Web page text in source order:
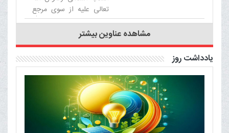
تعالی علیه از سوی مرجع
عالی‌قدر حضرت آیت الله
العظمی مکارم شیرازی
دامت برکاته برگزار می‌شود.‌
مشاهده عناوین بیشتر
یادداشت روز